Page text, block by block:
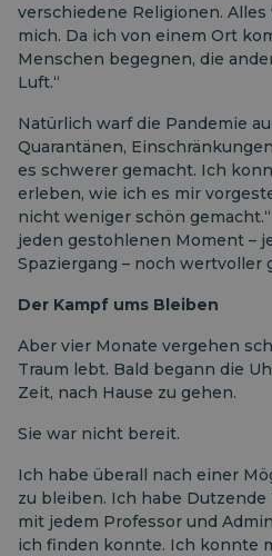
verschiedene Religionen. Alles
mich. Da ich von einem Ort
Menschen begegnen, die
Luft.“
Natürlich warf die Pandemie
Quarantänen,
es schwerer gemacht. Ich
erleben, wie ich es mir
nicht weniger schön
jeden gestohlenen Moment –
Spaziergang – noch wertvoller
Der Kampf ums Bleiben
Aber vier Monate vergehen
Traum lebt. Bald begann die
Zeit, nach Hause zu gehen.
Sie war nicht bereit.
Ich habe überall nach einer
zu bleiben. Ich habe
mit jedem Professor und
ich finden konnte. Ich konnte